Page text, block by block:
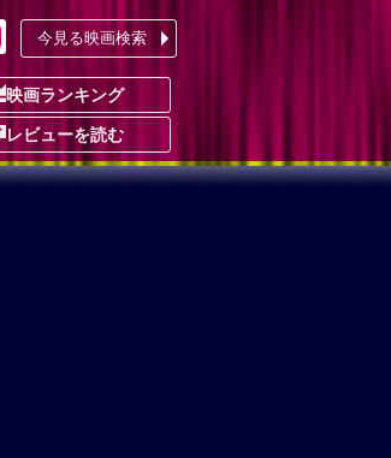
今見る映画検索
映画ランキング
レビューを読む